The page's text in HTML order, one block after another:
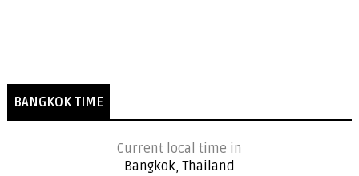
BANGKOK TIME
Current local time in
Bangkok, Thailand